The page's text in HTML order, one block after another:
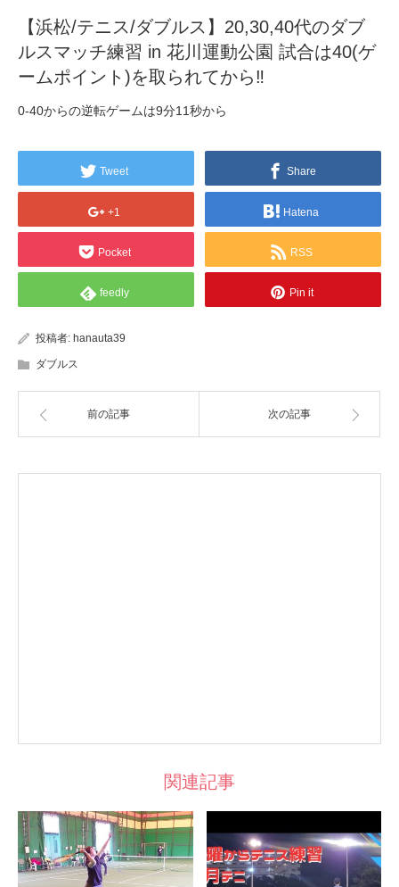
【浜松/テニス/ダブルス】20,30,40代のダブ
ルスマッチ練習 in 花川運動公園 試合は40(ゲ
ームポイント)を取られてから‼️
0-40からの逆転ゲームは9分11秒から
Tweet Share
+1 Hatena
Pocket RSS
feedly Pin it
投稿者: hanauta39
ダブルス
前の記事 次の記事
関連記事